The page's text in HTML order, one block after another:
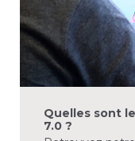
Quelles sont
7.0 ?